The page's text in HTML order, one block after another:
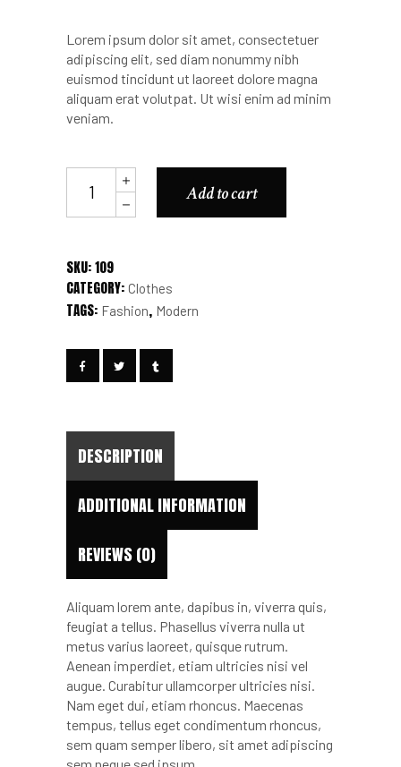
Lorem ipsum dolor sit amet, consectetuer
adipiscing elit, sed diam nonummy nibh
euismod tincidunt ut laoreet dolore magna
aliquam erat volutpat. Ut wisi enim ad minim
veniam.
Shirt
Black
Add to cart
SKU:109
CATEGORY: Clothes
TAGS: Fashion, Modern
DESCRIPTION
ADDITIONAL INFORMATION
REVIEWS (0)
Aliquam lorem ante, dapibus in, viverra quis,
feugiat a tellus. Phasellus viverra nulla ut
metus varius laoreet, quisque rutrum.
Aenean imperdiet, etiam ultricies nisi vel
augue. Curabitur ullamcorper ultricies nisi.
Nam eget dui, etiam rhoncus. Maecenas
tempus, tellus eget condimentum rhoncus,
sem quam semper libero, sit amet adipiscing